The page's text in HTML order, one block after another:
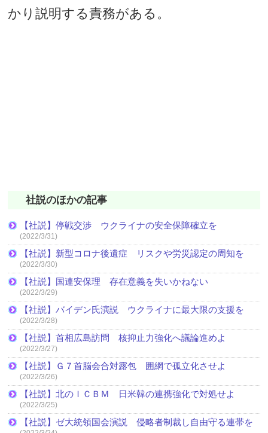
かり説明する責務がある。
社説のほかの記事
【社説】停戦交渉 ウクライナの安全保障確立を
(2022/3/31)
【社説】新型コロナ後遺症 リスクや労災認定の周知を
(2022/3/30)
【社説】国連安保理 存在意義を失いかねない
(2022/3/29)
【社説】バイデン氏演説 ウクライナに最大限の支援を
(2022/3/28)
【社説】首相広島訪問 核抑止力強化へ議論進めよ
(2022/3/27)
【社説】Ｇ７首脳会合対露包 囲網で孤立化させよ
(2022/3/26)
【社説】北のＩＣＢＭ 日米韓の連携強化で対処せよ
(2022/3/25)
【社説】ゼ大統領国会演説 侵略者制裁し自由守る連帯を